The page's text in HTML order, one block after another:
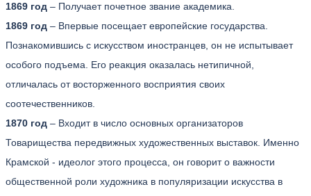
1869 год – Получает почетное звание академика.
1869 год – Впервые посещает европейские государства.
Познакомившись с искусством иностранцев, он не испытывает
особого подъема. Его реакция оказалась нетипичной,
отличалась от восторженного восприятия своих
соотечественников.
1870 год – Входит в число основных организаторов
Товарищества передвижных художественных выставок. Именно
Крамской - идеолог этого процесса, он говорит о важности
общественной роли художника в популяризации искусства в